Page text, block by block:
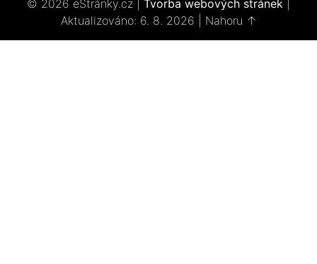
© 2026 eStránky.cz Tvorba webových stránek
Aktualizováno: 6. 8. 2026
Nahoru ↑